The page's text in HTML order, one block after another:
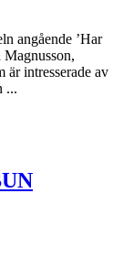
angående ’Har
Magnusson,
är intresserade av
...